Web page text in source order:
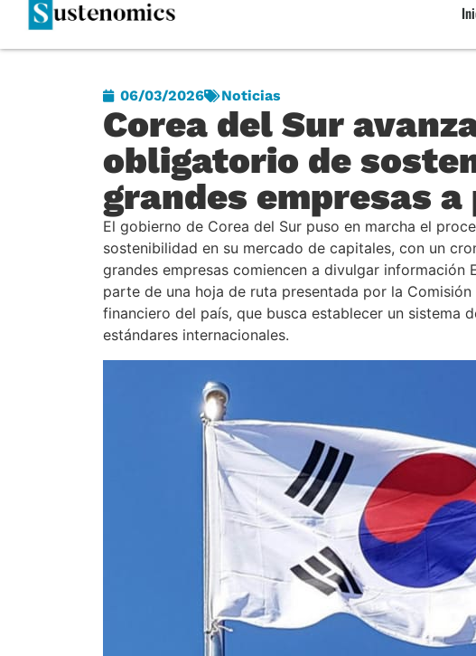
06/03/2026 Noticias
Corea del Sur
obligatorio de
grandes empresas
El gobierno de Corea del Sur puso en marcha el
sostenibilidad en su mercado de capitales, con un
grandes empresas comiencen a divulgar
parte de una hoja de ruta presentada por la
financiero del país, que busca establecer un sistema
estándares internacionales.